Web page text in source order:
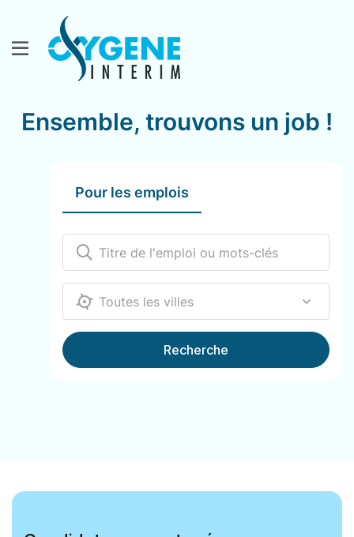
Ensemble, trouvons un job !
Pour les emplois
12000
Recherche